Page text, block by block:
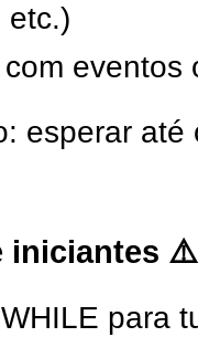
etc.)
esperar
iniciantes ⚠️
para